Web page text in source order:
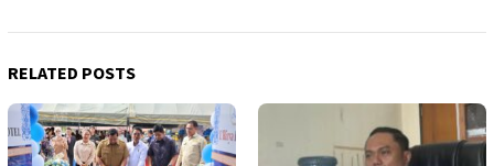
RELATED POSTS